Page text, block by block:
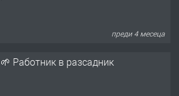
преди 4 месеца
🌱 Работник в разсадник